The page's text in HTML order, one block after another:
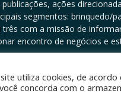
ações
segmentos: brinquedo/
com a missão de
encontro de negócios e
utiliza cookies, de acordo
concorda com o